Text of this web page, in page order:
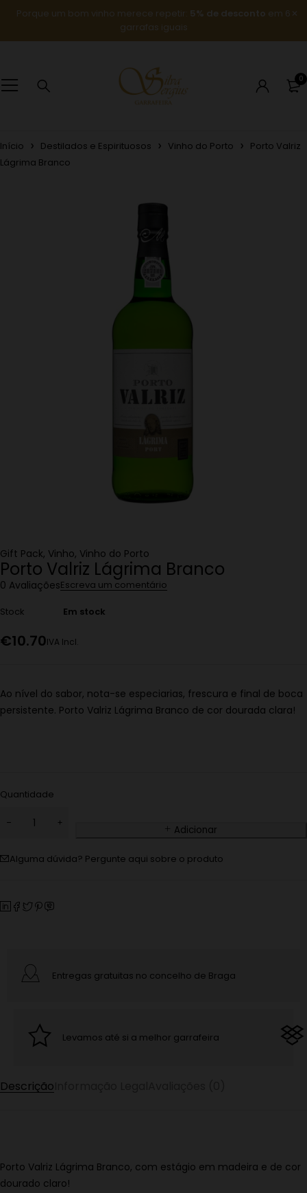
Porque um bom vinho merece repetir: 5% de desconto em 6
garrafas iguais
0
Início Destilados e Espirituosos Vinho do Porto
Porto Valriz
Lágrima Branco
Gift Pack, Vinho, Vinho do Porto
Porto Valriz Lágrima Branco
0 AvaliaçõesEscreva um comentário
Stock Em stock
€10.70IVA Incl.
Ao nível do sabor, nota-se especiarias, frescura e final de boca
persistente. Porto Valriz Lágrima Branco de cor dourada clara!
Quantidade
Adicionar
Alguma dúvida? Pergunte aqui sobre o produto
Entregas gratuitas no concelho de Braga
Levamos até si a melhor garrafeira
Descrição
Porto Valriz Lágrima Branco, com estágio em madeira e de cor
dourado claro!